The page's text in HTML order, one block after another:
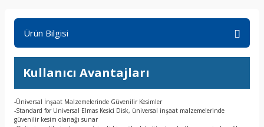
Ürün Bilgisi
Kullanıcı Avantajları
-Üniversal İnşaat Malzemelerinde Güvenilir Kesimler
-Standard for Universal Elmas Kesici Disk, üniversal inşaat malzemelerinde
güvenilir kesim olanağı sunar